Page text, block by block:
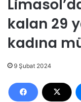
kalan 29
kadına
9 Şubat 2024